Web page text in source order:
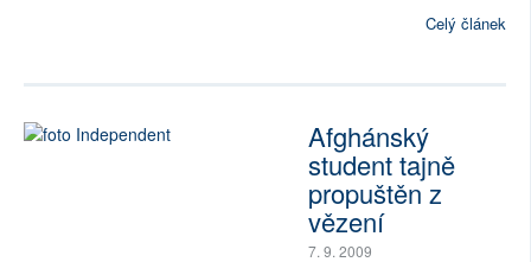
Celý článek
Afghánský
student tajně
propuštěn z
vězení
7. 9. 2009